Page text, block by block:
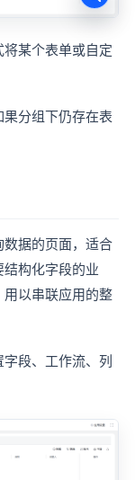
某个表单或自定
分组下仍存在表
据的页面，适合
构化字段的业
以串联应用的整
段、工作流、列